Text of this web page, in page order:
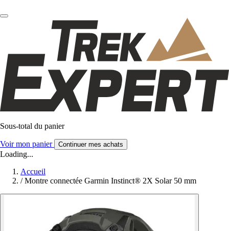
Sous-total du panier
Voir mon panier Continuer mes achats
Loading...
Accueil
/ Montre connectée Garmin Instinct® 2X Solar 50 mm